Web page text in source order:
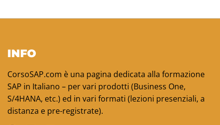
INFO
CorsoSAP.com è una pagina dedicata alla formazione
SAP in Italiano – per vari prodotti (Business One,
S/4HANA, etc.) ed in vari formati (lezioni presenziali, a
distanza e pre-registrate).